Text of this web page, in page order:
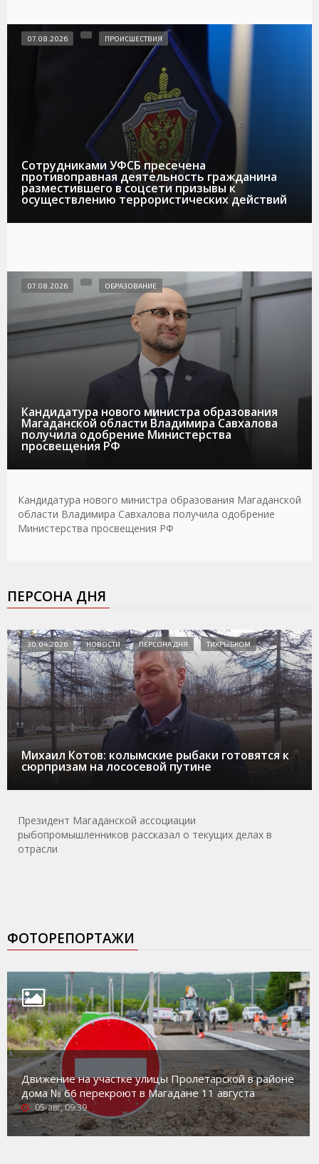
Сотрудниками УФСБ пресечена
противоправная деятельность гражданина
разместившего в соцсети призывы к
осуществлению террористических действий
07.08.2026 ПРОИСШЕСТВИЯ
Кандидатура нового министра образования
Магаданской области Владимира Савхалова
получила одобрение Министерства
просвещения РФ
07.08.2026 ОБРАЗОВАНИЕ
Кандидатура нового министра образования Магаданской
области Владимира Савхалова получила одобрение
Министерства просвещения РФ
ПЕРСОНА ДНЯ
Михаил Котов: колымские рыбаки готовятся к
сюрпризам на лососевой путине
30.04.2026 НОВОСТИ ПЕРСОНА ДНЯ ТИХРЫБКОМ
Президент Магаданской ассоциации
рыбопромышленников рассказал о текущих делах в
отрасли
ФОТОРЕПОРТАЖИ
Движение на участке улицы Пролетарской в районе
дома № 66 перекроют в Магадане 11 августа
05-авг, 09:39